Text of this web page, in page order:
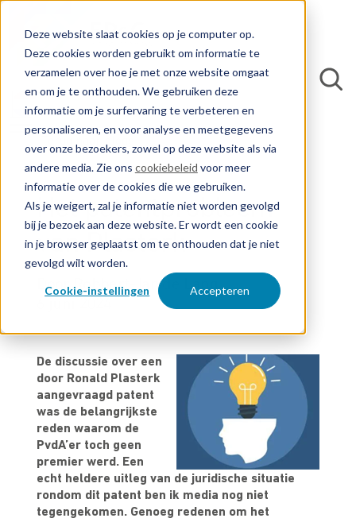
Deze website slaat cookies op je computer op.
Deze cookies worden gebruikt om informatie te
verzamelen over hoe je met onze website omgaat
en om je te onthouden. We gebruiken deze
informatie om je surfervaring te verbeteren en
personaliseren, en voor analyse en meetgegevens
over onze bezoekers, zowel op deze website als via
andere media. Zie ons cookiebeleid voor meer
informatie over de cookies die we gebruiken.
Als je weigert, zal je informatie niet worden gevolgd
bij je bezoek aan deze website. Er wordt een cookie
in je browser geplaatst om te onthouden dat je niet
gevolgd wilt worden.
Cookie-instellingen Accepteren
Het patentprobleem
van Plasterk
Door Robbert-Jan de Lang
De discussie over een
door Ronald Plasterk
aangevraagd patent
was de belangrijkste
reden waarom de
PvdA’er toch geen
premier werd. Een
echt heldere uitleg van de juridische situatie
rondom dit patent ben ik media nog niet
tegengekomen. Genoeg redenen om het